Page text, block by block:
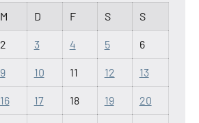
M D F S S
2 3 4 5 6
9 10 11 12 13
16 17 18 19 20